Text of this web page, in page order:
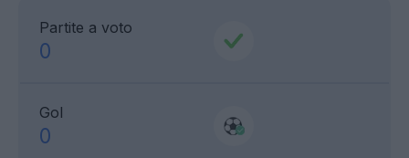
Partite a voto
0
Gol
0